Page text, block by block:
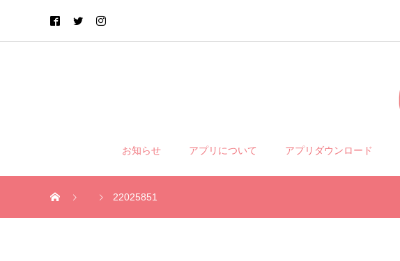
お知らせ アプリについて アプリダウンロード
22025851